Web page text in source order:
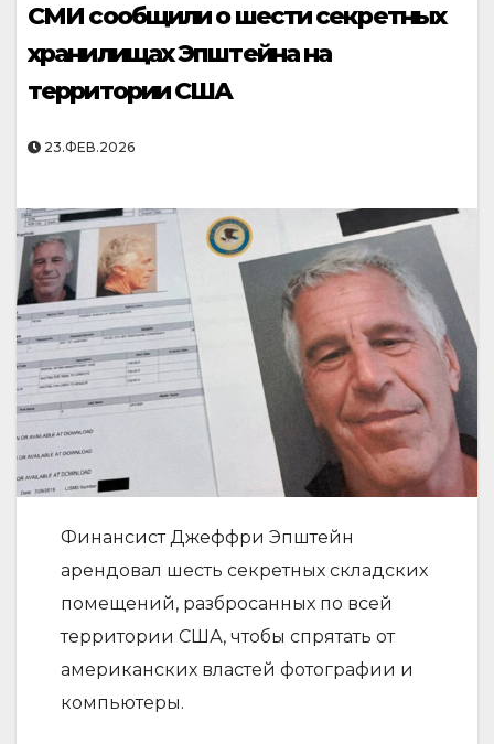
СМИ сообщили о шести секретных
хранилищах Эпштейна на
территории США
23.ФЕВ.2026
Финансист Джеффри Эпштейн
арендовал шесть секретных складских
помещений, разбросанных по всей
территории США, чтобы спрятать от
американских властей фотографии и
компьютеры.